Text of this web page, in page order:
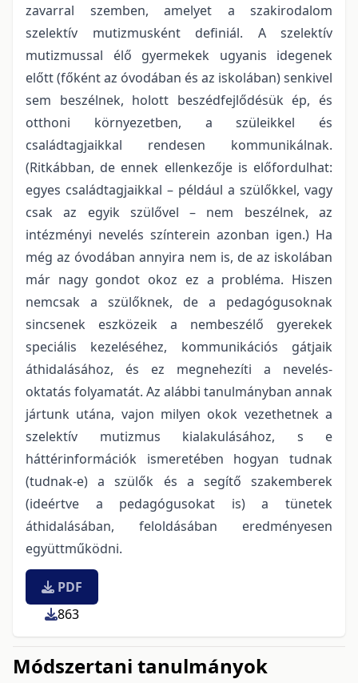
zavarral szemben, amelyet a szakirodalom
szelektív mutizmusként definiál. A szelektív
mutizmussal élő gyermekek ugyanis idegenek
előtt (főként az óvodában és az iskolában) senkivel
sem beszélnek, holott beszédfejlődésük ép, és
otthoni környezetben, a szüleikkel és
családtagjaikkal rendesen kommunikálnak.
(Ritkábban, de ennek ellenkezője is előfordulhat:
egyes családtagjaikkal – például a szülőkkel, vagy
csak az egyik szülővel – nem beszélnek, az
intézményi nevelés színterein azonban igen.) Ha
még az óvodában annyira nem is, de az iskolában
már nagy gondot okoz ez a probléma. Hiszen
nemcsak a szülőknek, de a pedagógusoknak
sincsenek eszközeik a nembeszélő gyerekek
speciális kezeléséhez, kommunikációs gátjaik
áthidalásához, és ez megnehezíti a nevelés-
oktatás folyamatát. Az alábbi tanulmányban annak
jártunk utána, vajon milyen okok vezethetnek a
szelektív mutizmus kialakulásához, s e
háttérinformációk ismeretében hogyan tudnak
(tudnak-e) a szülők és a segítő szakemberek
(ideértve a pedagógusokat is) a tünetek
áthidalásában, feloldásában eredményesen
együttműködni.
PDF
863
Módszertani tanulmányok